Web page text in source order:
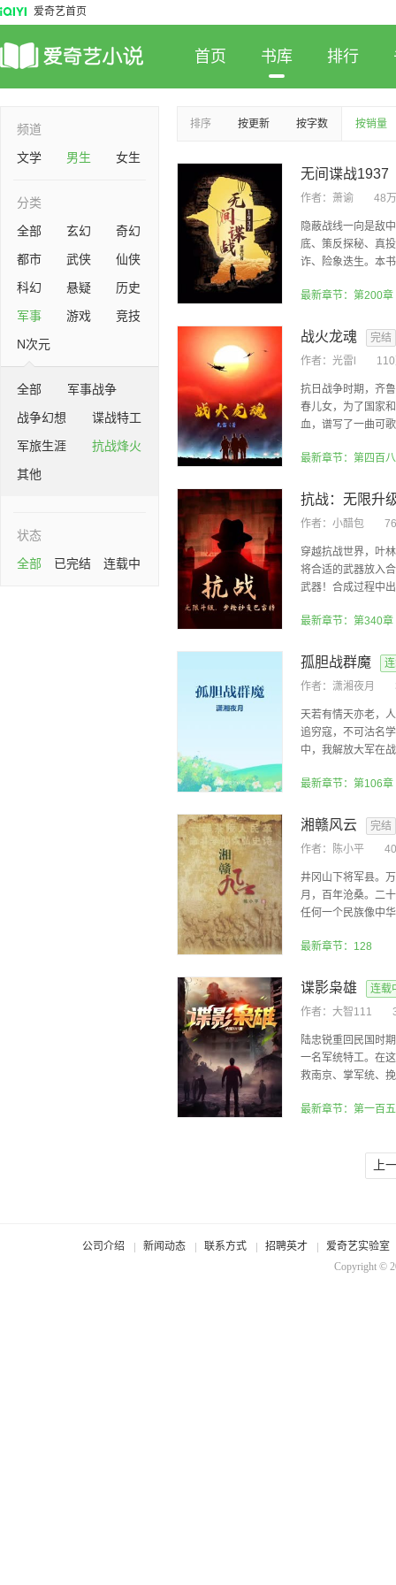
爱奇艺首页
首页 书库 排行
频道
文学
男生 女生
分类
全部
玄幻
奇幻
都市
武侠
仙侠
科幻
悬疑
历史
军事
游戏
竞技
N次元
全部
军事战争
战争幻想
谍战特工
军旅生涯
抗战烽火
其他
状态
全部
已完结 连载中
排序 按更新 按字数 按销量
无间谍战1937
作者： 萧谕 48
隐蔽战线一向是敌
底、策反探秘、真
诈、险象迭生。本
最新章节：第200章
战火龙魂
完结
作者： 光雷l
抗日战争时期，齐
春儿女，为了国家
血，谱写了一曲可
最新章节：第四百
作者： 小醋包
穿越抗战世界，叶
将合适的武器放入
武器！合成过程中
最新章节：第340
孤胆战群魔
作者： 潇湘夜月
天若有情天亦老，
追穷寇，不可沽名
中，我解放大军在
最新章节：第106章
湘赣风云
完结
作者：
陈小平
井冈山下将军县。
月，百年沧桑。二
任何一个民族像中
最新章节：128
谍影枭雄
连载
作者： 大智111
陆忠锐重回民国时
一名军统特工。在
救南京、掌军统、
最新章节：第一百
上
公司介绍 新闻动态 联系方式 招聘英才
爱奇艺实验室
Copyright ©